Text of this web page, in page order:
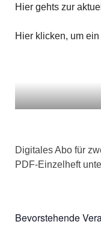
Hier gehts zur
Hier klicken, um
Digitales Abo für
PDF-Einzelheft
Bevorstehende